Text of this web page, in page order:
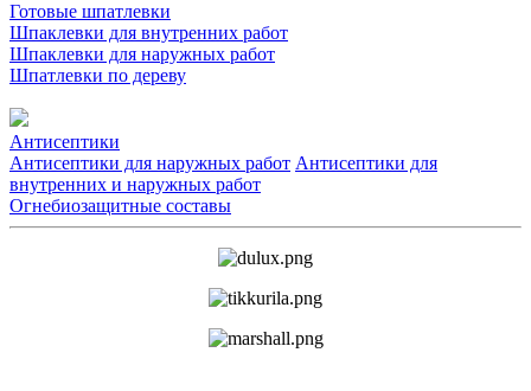
Готовые шпатлевки
Шпаклевки для внутренних работ
Шпаклевки для наружных работ
Шпатлевки по дереву
Антисептики
Антисептики для наружных работ Антисептики для
внутренних и наружных работ
Огнебиозащитные составы